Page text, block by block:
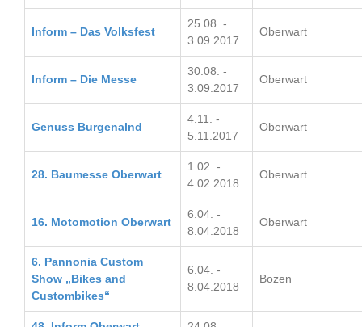
Inform – Das Volksfest
25.08. -
3.09.2017
Oberwart
Inform – Die Messe
30.08. -
3.09.2017
Oberwart
Genuss Burgenalnd
4.11. -
5.11.2017
Oberwart
28. Baumesse Oberwart
1.02. -
4.02.2018
Oberwart
16. Motomotion Oberwart
6.04. -
8.04.2018
Oberwart
6. Pannonia Custom
Show „Bikes and
Custombikes“
6.04. -
8.04.2018
Bozen